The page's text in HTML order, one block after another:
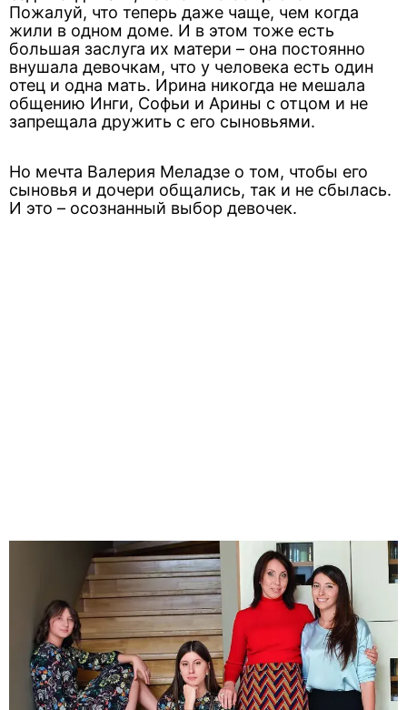
Пожалуй, что теперь даже чаще, чем когда
жили в одном доме. И в этом тоже есть
большая заслуга их матери – она постоянно
внушала девочкам, что у человека есть один
отец и одна мать. Ирина никогда не мешала
общению Инги, Софьи и Арины с отцом и не
запрещала дружить с его сыновьями.
Но мечта Валерия Меладзе о том, чтобы его
сыновья и дочери общались, так и не сбылась.
И это – осознанный выбор девочек.